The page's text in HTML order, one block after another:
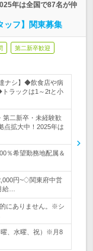
年は全国で87名が仲
ッフ】関東募集
第二新卒歓迎
ナシ】◆飲食店や病
ラックは1～2tと小
第二新卒・未経験歓
拡大中！2025年は
％希望勤務地配属＆
円~◇関東府中営
給…
にありません。※シ
、水曜、祝）※月8